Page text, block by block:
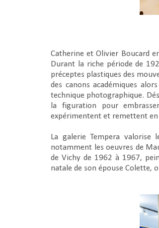
Catherine et Olivier Boucard
Durant la riche période de
préceptes plastiques des
des canons académiques
technique photographique.
la figuration pour
expérimentent et remettent
La galerie Tempera
notamment les oeuvres de
de Vichy de 1962 à 1967,
natale de son épouse Colette,